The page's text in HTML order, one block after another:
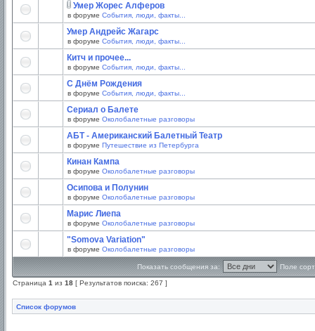
Умер Жорес Алферов
в форуме События, люди, факты...
Умер Андрейс Жагарс
в форуме События, люди, факты...
Китч и прочее...
в форуме События, люди, факты...
С Днём Рождения
в форуме События, люди, факты...
Сериал о Балете
в форуме Околобалетные разговоры
АБТ - Американский Балетный Театр
в форуме Путешествие из Петербурга
Кинан Кампа
в форуме Околобалетные разговоры
Осипова и Полунин
в форуме Околобалетные разговоры
Марис Лиепа
в форуме Околобалетные разговоры
"Somova Variation"
в форуме Околобалетные разговоры
Показать сообщения за: Поле
Страница 1 из 18 [ Результатов поиска: 267 ]
Список форумов